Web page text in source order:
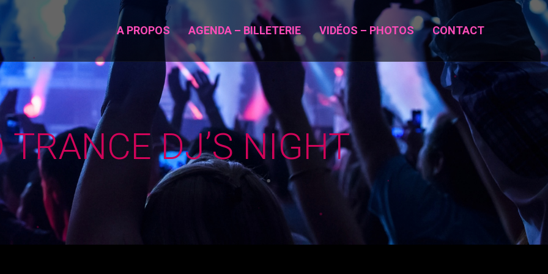
A PROPOS AGENDA – BILLETERIE VIDÉOS – PHOTOS CONTACT
TRANCE DJ’S NIGHT